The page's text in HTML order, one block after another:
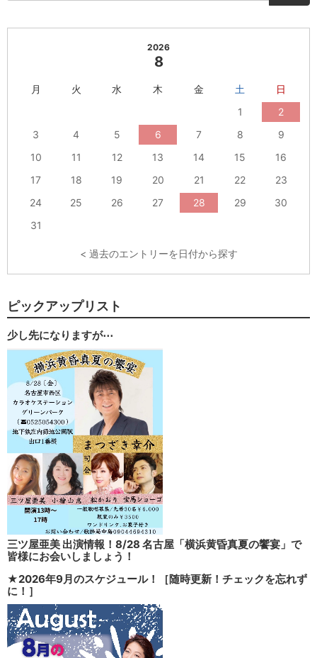
2026
8
月 火 水 木 金 土
日
1
2
3
4 5 6 7 8
9
10
11 12 13 14 15
16
17
18 19 20 21 22
23
24
25 26 27 28 29
30
31
< 過去のエントリーを日付から探す
ピックアップリスト
少し先になりますが⋯
三ツ屋亜美 出演情報！8/28 名古屋「横浜黄昏真夏の饗宴」で
皆様にお会いしましょう！
★2026年9月のスケジュール！［随時更新！チェックを忘れず
に！］